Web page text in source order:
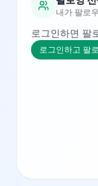
내가 팔로
로그인하면 팔
로그인하고 팔